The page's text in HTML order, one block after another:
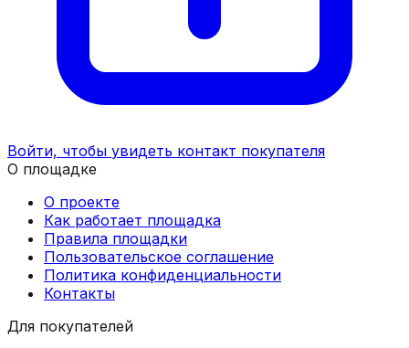
Войти, чтобы увидеть контакт покупателя
О площадке
О проекте
Как работает площадка
Правила площадки
Пользовательское соглашение
Политика конфиденциальности
Контакты
Для покупателей